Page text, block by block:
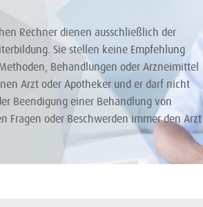
Rechner dienen ausschließlich der
Sie stellen keine Empfehlung
Behandlungen oder Arzneimittel
Arzt oder Apotheker und er darf nicht
Beendigung einer Behandlung von
Fragen oder Beschwerden immer den Arzt